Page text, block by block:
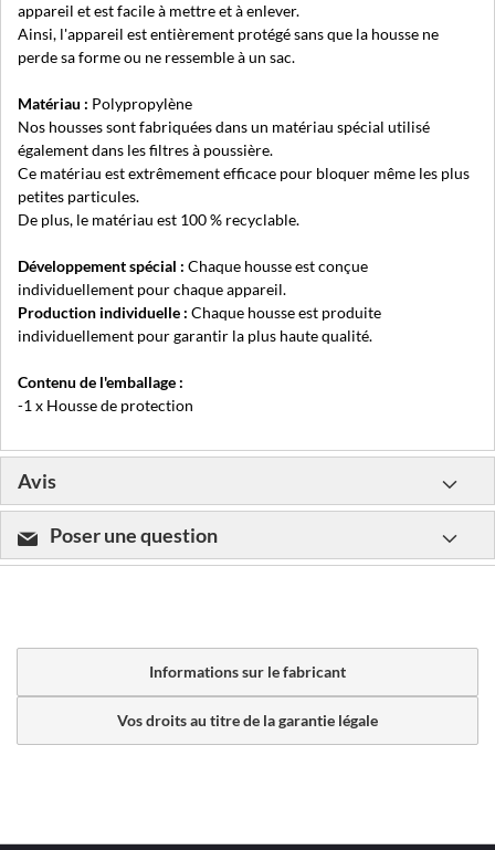
appareil et est facile à mettre et à enlever.
Ainsi, l'appareil est entièrement protégé sans que la housse ne
perde sa forme ou ne ressemble à un sac.
Matériau : Polypropylène
Nos housses sont fabriquées dans un matériau spécial utilisé
également dans les filtres à poussière.
Ce matériau est extrêmement efficace pour bloquer même les plus
petites particules.
De plus, le matériau est 100 % recyclable.
Développement spécial : Chaque housse est conçue
individuellement pour chaque appareil.
Production individuelle : Chaque housse est produite
individuellement pour garantir la plus haute qualité.
Contenu de l'emballage :
-1 x Housse de protection
Avis
Poser une question
Informations sur le fabricant
Vos droits au titre de la garantie légale